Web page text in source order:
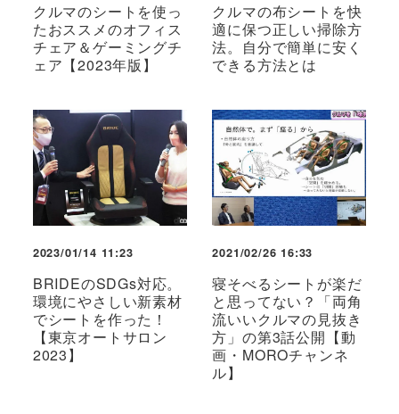
クルマのシートを使っ
たおススメのオフィス
チェア＆ゲーミングチ
ェア【2023年版】
クルマの布シートを快
適に保つ正しい掃除方
法。自分で簡単に安く
できる方法とは
2023/01/14 11:23
BRIDEのSDGs対応。
環境にやさしい新素材
でシートを作った！
【東京オートサロン
2023】
2021/02/26 16:33
寝そべるシートが楽だ
と思ってない？「両角
流いいクルマの見抜き
方」の第3話公開【動
画・MOROチャンネ
ル】